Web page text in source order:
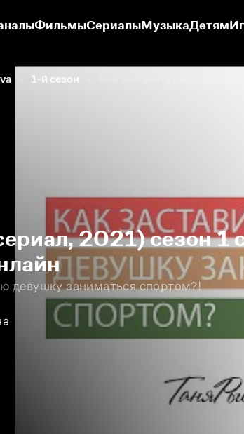
ФильмыСериалыМузыкаДетям
1-й сезон
2021) сезон 1
девушку заниматься спортом?!